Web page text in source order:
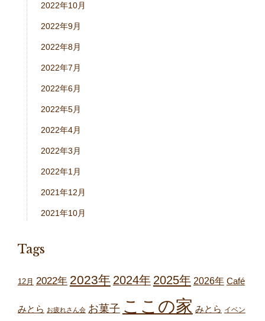
2022年10月
2022年9月
2022年8月
2022年7月
2022年6月
2022年5月
2022年4月
2022年3月
2022年1月
2021年12月
2021年10月
Tags
12月 2022年 2023年 2024年 2025年 2026年 Café
みとら お疲れさん会 お菓子 ここの家 みとら イベン